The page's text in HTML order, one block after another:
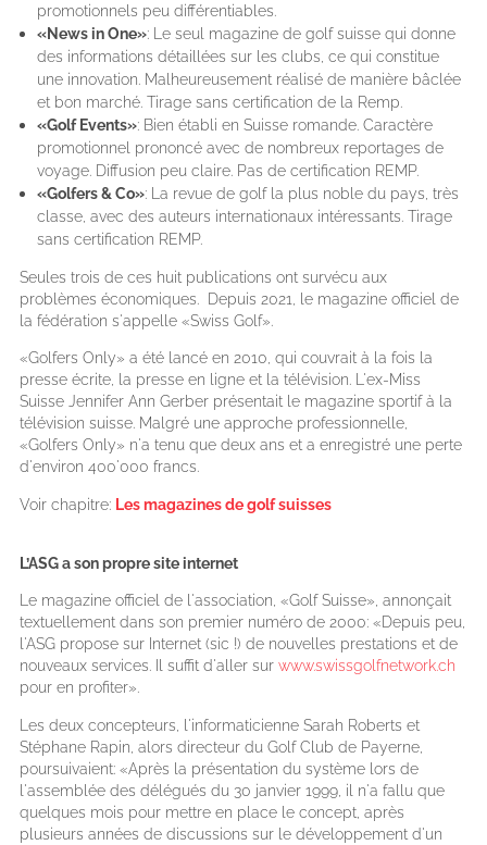
promotionnels peu différentiables.
«News in One»: Le seul magazine de golf suisse qui donne
des informations détaillées sur les clubs, ce qui constitue
une innovation. Malheureusement réalisé de manière bâclée
et bon marché. Tirage sans certification de la Remp.
«Golf Events»: Bien établi en Suisse romande. Caractère
promotionnel prononcé avec de nombreux reportages de
voyage. Diffusion peu claire. Pas de certification REMP.
«Golfers & Co»: La revue de golf la plus noble du pays, très
classe, avec des auteurs internationaux intéressants. Tirage
sans certification REMP.
Seules trois de ces huit publications ont survécu aux
problèmes économiques. Depuis 2021, le magazine officiel de
la fédération s'appelle «Swiss Golf».
«Golfers Only» a été lancé en 2010, qui couvrait à la fois la
presse écrite, la presse en ligne et la télévision. L'ex-Miss
Suisse Jennifer Ann Gerber présentait le magazine sportif à la
télévision suisse. Malgré une approche professionnelle,
«Golfers Only» n'a tenu que deux ans et a enregistré une perte
d'environ 400'000 francs.
Voir chapitre: Les magazines de golf suisses
L’ASG a son propre site internet
Le magazine officiel de l'association, «Golf Suisse», annonçait
textuellement dans son premier numéro de 2000: «Depuis peu,
l'ASG propose sur Internet (sic !) de nouvelles prestations et de
nouveaux services. Il suffit d'aller sur www.swissgolfnetwork.ch
pour en profiter».
Les deux concepteurs, l'informaticienne Sarah Roberts et
Stéphane Rapin, alors directeur du Golf Club de Payerne,
poursuivaient: «Après la présentation du système lors de
l'assemblée des délégués du 30 janvier 1999, il n'a fallu que
quelques mois pour mettre en place le concept, après
plusieurs années de discussions sur le développement d'un